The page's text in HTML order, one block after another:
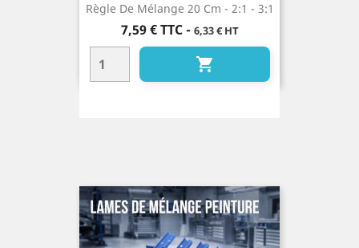
Règle De Mélange 20 Cm - 2:1 - 3:1
Prix
7,59 € TTC- 6,33 € HT
